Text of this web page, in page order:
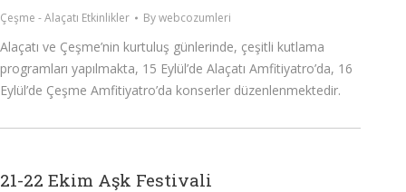
Çeşme - Alaçatı Etkinlikler Bywebcozumleri
Alaçatı ve Çeşme’nin kurtuluş günlerinde, çeşitli kutlama
programları yapılmakta, 15 Eylül’de Alaçatı Amfitiyatro’da, 16
Eylül’de Çeşme Amfitiyatro’da konserler düzenlenmektedir.
21-22 Ekim Aşk Festivali